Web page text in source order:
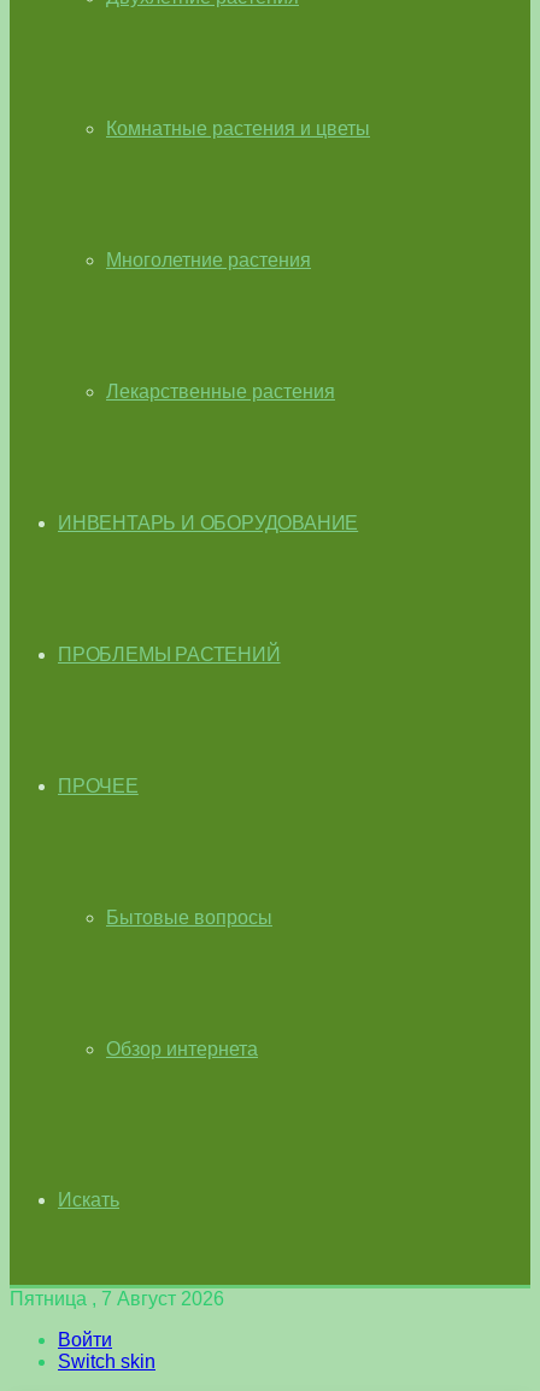
Комнатные растения и цветы
Многолетние растения
Лекарственные растения
ИНВЕНТАРЬ И ОБОРУДОВАНИЕ
ПРОБЛЕМЫ РАСТЕНИЙ
ПРОЧЕЕ
Бытовые вопросы
Обзор интернета
Искать
Пятница , 7 Август 2026
Войти
Switch skin